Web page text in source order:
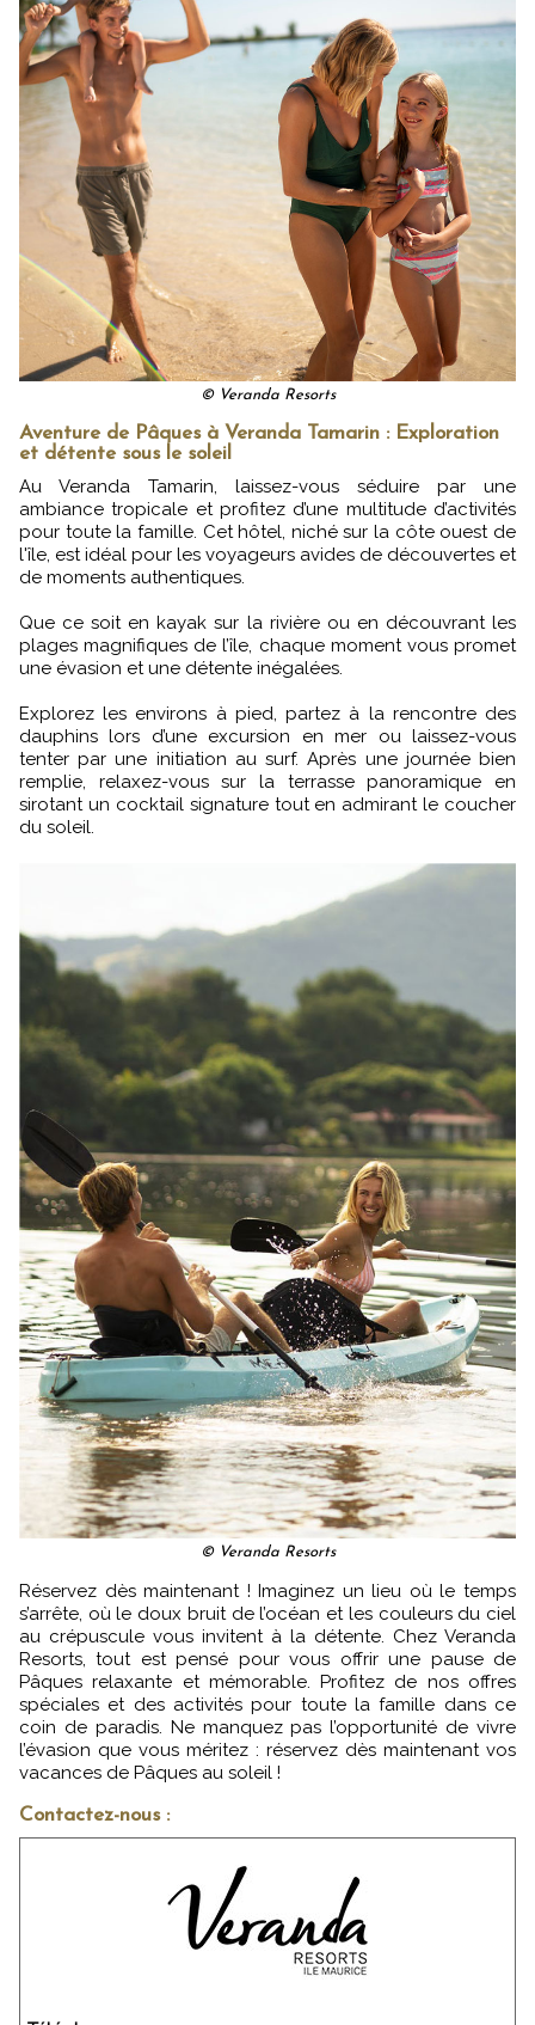
© Veranda Resorts
Aventure de Pâques à Veranda Tamarin : Exploration
et détente sous le soleil
Au Veranda Tamarin, laissez-vous séduire par une
ambiance tropicale et profitez d’une multitude d’activités
pour toute la famille. Cet hôtel, niché sur la côte ouest de
l'île, est idéal pour les voyageurs avides de découvertes et
de moments authentiques.
Que ce soit en kayak sur la rivière ou en découvrant les
plages magnifiques de l’île, chaque moment vous promet
une évasion et une détente inégalées.
Explorez les environs à pied, partez à la rencontre des
dauphins lors d’une excursion en mer ou laissez-vous
tenter par une initiation au surf. Après une journée bien
remplie, relaxez-vous sur la terrasse panoramique en
sirotant un cocktail signature tout en admirant le coucher
du soleil.
© Veranda Resorts
Réservez dès maintenant ! Imaginez un lieu où le temps
s’arrête, où le doux bruit de l’océan et les couleurs du ciel
au crépuscule vous invitent à la détente. Chez Veranda
Resorts, tout est pensé pour vous offrir une pause de
Pâques relaxante et mémorable. Profitez de nos offres
spéciales et des activités pour toute la famille dans ce
coin de paradis. Ne manquez pas l’opportunité de vivre
l’évasion que vous méritez : réservez dès maintenant vos
vacances de Pâques au soleil !
Contactez-nous :